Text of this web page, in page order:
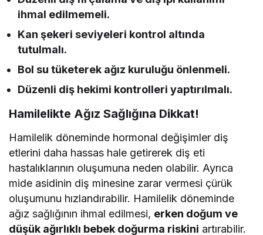
ihmal edilmemeli.
Kan şekeri seviyeleri kontrol altında
tutulmalı.
Bol su tüketerek ağız kuruluğu önlenmeli.
Düzenli diş hekimi kontrolleri yaptırılmalı.
Hamilelikte Ağız Sağlığına Dikkat!
Hamilelik döneminde hormonal değişimler diş
etlerini daha hassas hale getirerek diş eti
hastalıklarının oluşumuna neden olabilir. Ayrıca
mide asidinin diş minesine zarar vermesi çürük
oluşumunu hızlandırabilir. Hamilelik döneminde
ağız sağlığının ihmal edilmesi, erken doğum ve
düşük ağırlıklı bebek doğurma riskini artırabilir.